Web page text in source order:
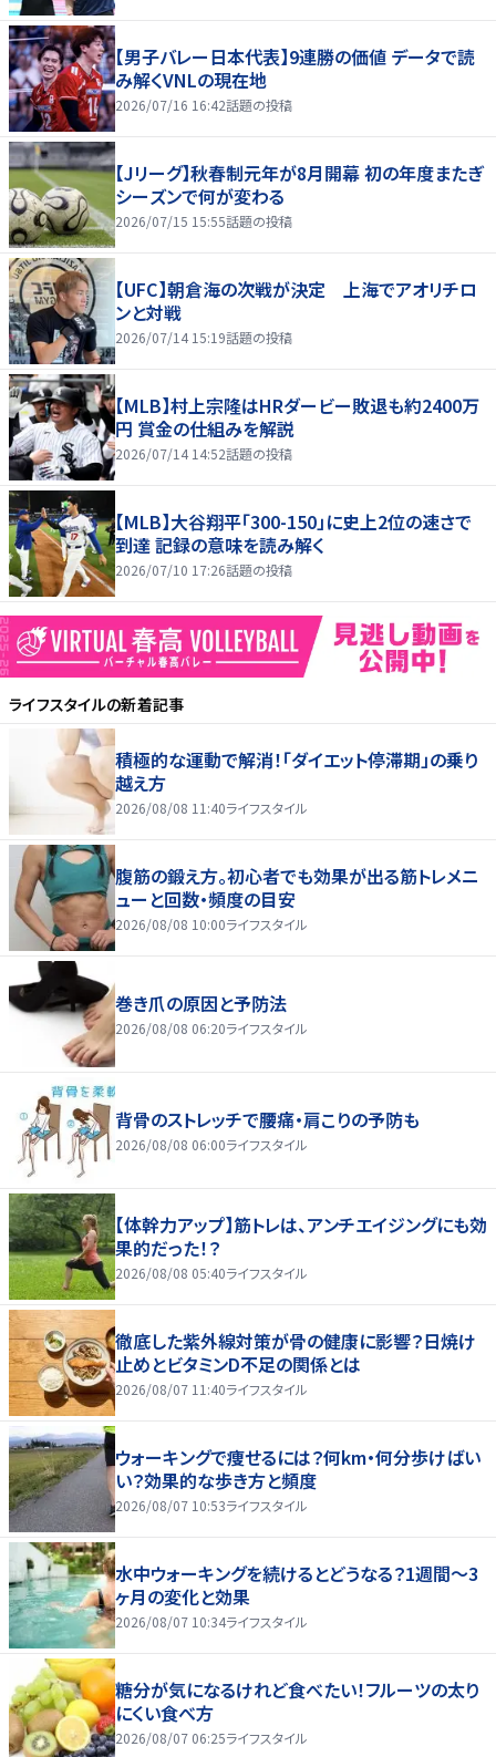
【男子バレー日本代表】9連勝の価値 データで読
み解くVNLの現在地
2026/07/16 16:42話題の投稿
【Jリーグ】秋春制元年が8月開幕 初の年度またぎ
シーズンで何が変わる
2026/07/15 15:55話題の投稿
【UFC】朝倉海の次戦が決定 上海でアオリチロ
ンと対戦
2026/07/14 15:19話題の投稿
【MLB】村上宗隆はHRダービー敗退も約2400万
円 賞金の仕組みを解説
2026/07/14 14:52話題の投稿
【MLB】大谷翔平「300-150」に史上2位の速さで
到達 記録の意味を読み解く
2026/07/10 17:26話題の投稿
ライフスタイルの新着記事
積極的な運動で解消！「ダイエット停滞期」の乗り
越え方
2026/08/08 11:40ライフスタイル
腹筋の鍛え方。初心者でも効果が出る筋トレメニ
ューと回数・頻度の目安
2026/08/08 10:00ライフスタイル
巻き爪の原因と予防法
2026/08/08 06:20ライフスタイル
背骨のストレッチで腰痛・肩こりの予防も
2026/08/08 06:00ライフスタイル
【体幹力アップ】筋トレは、アンチエイジングにも効
果的だった！？
2026/08/08 05:40ライフスタイル
徹底した紫外線対策が骨の健康に影響？日焼け
止めとビタミンD不足の関係とは
2026/08/07 11:40ライフスタイル
ウォーキングで痩せるには？何km・何分歩けばい
い？効果的な歩き方と頻度
2026/08/07 10:53ライフスタイル
水中ウォーキングを続けるとどうなる？1週間～3
ヶ月の変化と効果
2026/08/07 10:34ライフスタイル
糖分が気になるけれど食べたい！フルーツの太り
にくい食べ方
2026/08/07 06:25ライフスタイル